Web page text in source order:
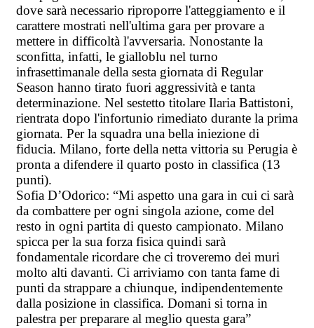
dove sarà necessario riproporre l'atteggiamento e il
carattere mostrati nell'ultima gara per provare a
mettere in difficoltà l'avversaria. Nonostante la
sconfitta, infatti, le gialloblu nel turno
infrasettimanale della sesta giornata di Regular
Season hanno tirato fuori aggressività e tanta
determinazione. Nel sestetto titolare Ilaria Battistoni,
rientrata dopo l'infortunio rimediato durante la prima
giornata. Per la squadra una bella iniezione di
fiducia. Milano, forte della netta vittoria su Perugia è
pronta a difendere il quarto posto in classifica (13
punti).
Sofia D’Odorico: “Mi aspetto una gara in cui ci sarà
da combattere per ogni singola azione, come del
resto in ogni partita di questo campionato. Milano
spicca per la sua forza fisica quindi sarà
fondamentale ricordare che ci troveremo dei muri
molto alti davanti. Ci arriviamo con tanta fame di
punti da strappare a chiunque, indipendentemente
dalla posizione in classifica. Domani si torna in
palestra per preparare al meglio questa gara”